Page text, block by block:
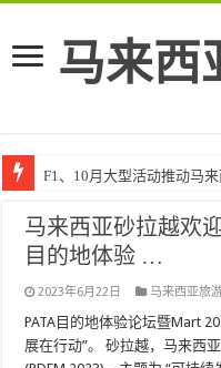
马来西
F1、10月大型活动推动马
马来西亚砂拉越欢
目的地体验 …
2023年6月22日 马来西亚旅
PATA目的地体验论坛暨Mart
展在行动”。 砂拉越，马来西